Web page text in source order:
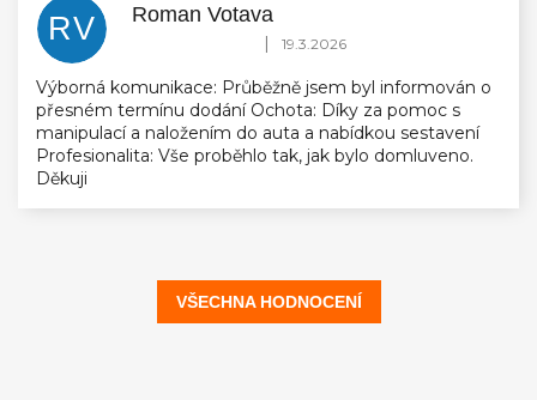
RV Roman Votava
Hodnocení obchodu je 5 z 5 hvězdiček.
| 19.3.2026
Výborná komunikace: Průběžně jsem byl informován o
přesném termínu dodání Ochota: Díky za pomoc s
manipulací a naložením do auta a nabídkou sestavení
Profesionalita: Vše proběhlo tak, jak bylo domluveno.
Děkuji
VŠECHNA HODNOCENÍ